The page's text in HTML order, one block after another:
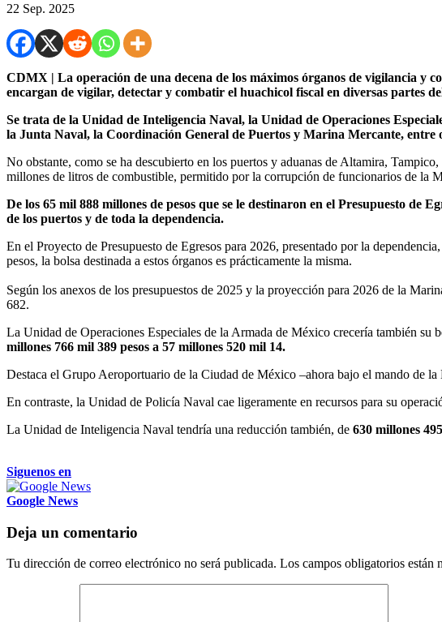
22 Sep. 2025
CDMX | La operación de una decena de los máximos órganos de vigilancia y
encargan de vigilar, detectar y combatir el huachicol fiscal en diversas partes
Se trata de la Unidad de Inteligencia Naval, la Unidad de Operaciones
la Junta Naval, la Coordinación General de Puertos y Marina Mercante, entre
No obstante, como se ha descubierto en los puertos y aduanas de Altamira,
millones de litros de combustible, permitido por la corrupción de funcionarios de la
De los 65 mil 888 millones de pesos que se le destinaron en el Presupuesto de
de los puertos y de toda la dependencia.
En el Proyecto de Presupuesto de Egresos para 2026, presentado por la
pesos, la bolsa destinada a estos órganos es prácticamente la misma.
Según los anexos de los presupuestos de 2025 y la proyección para 2026 de la
682.
La Unidad de Operaciones Especiales de la Armada de México crecería también su
millones 766 mil 389 pesos a 57 millones 520 mil 14.
Destaca el Grupo Aeroportuario de la Ciudad de México –ahora bajo el mando de
En contraste, la Unidad de Policía Naval cae ligeramente en recursos para su
La Unidad de Inteligencia Naval tendría una reducción también, de 630 millones
Siguenos en
Google News
Deja un comentario
Tu dirección de correo electrónico no será publicada. Los campos obligatorios están